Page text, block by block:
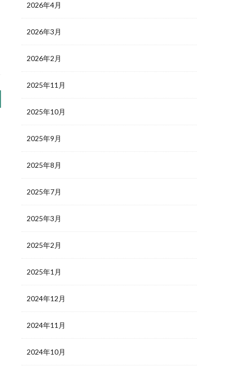
2026年4月
2026年3月
2026年2月
2025年11月
2025年10月
2025年9月
2025年8月
2025年7月
2025年3月
2025年2月
2025年1月
2024年12月
2024年11月
2024年10月